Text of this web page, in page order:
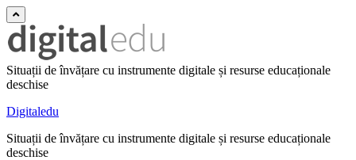
Situații de învățare cu instrumente digitale și resurse educaționale
deschise
Digitaledu
Situații de învățare cu instrumente digitale și resurse educaționale
deschise